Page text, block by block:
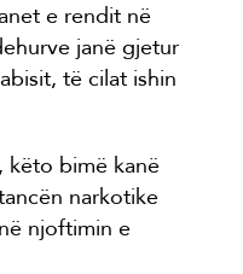
e rendit në
janë gjetur
të cilat ishin
këto bimë kanë
narkotike
njoftimin e